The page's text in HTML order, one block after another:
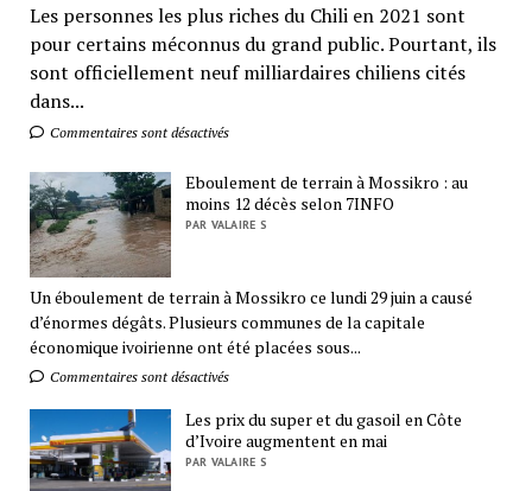
Les personnes les plus riches du Chili en 2021 sont
pour certains méconnus du grand public. Pourtant, ils
sont officiellement neuf milliardaires chiliens cités
dans...
Commentaires sont désactivés
Eboulement de terrain à Mossikro : au
moins 12 décès selon 7INFO
PAR VALAIRE S
Un éboulement de terrain à Mossikro ce lundi 29 juin a causé
d’énormes dégâts. Plusieurs communes de la capitale
économique ivoirienne ont été placées sous...
Commentaires sont désactivés
Les prix du super et du gasoil en Côte
d’Ivoire augmentent en mai
PAR VALAIRE S